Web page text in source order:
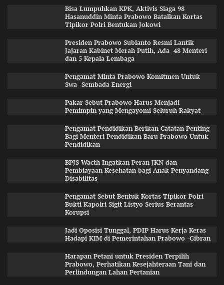
Bisa Lumpuhkan KPK, Aktivis Siaga 98
Hasanuddin Minta Prabowo Batalkan Kortas
Tipikor Polri Bentukan Jokowi
Presiden Prabowo Subianto Resmi Lantik
Jajaran Kabinet Merah Putih, Ada 48 Menteri
dan 5 Kepala Lembaga
Pengamat Minta Prabowo Komitmen Untuk
Swa -Sembada Energi
Pakar Sebut Prabowo Harus Menjadi
Pemimpin yang Mengayomi Seluruh Rakyat
Pengamat Pendidikan Berikan Catatan Penting
Bagi Menteri Pendidikan Baru Prabowo Untuk
Pendidikan
BPJS Wacth Ingatkan Peran JKN dan
Pembiayaan Kesehatan bagi Anak Penyandang
Disabilitas
Pengamat Sebut Bentuk Kortas Tipikor Polri
Bukti Kapolri Sigit Listyo Serius Berantas
Korupsi
Jadi Oposisi Tunggal, PDIP Harus Kerja Keras
Hadapi KIM di Pemerintahan Prabowo -Gibran
Harapan Petani untuk Presiden Terpilih
Prabowo, Perhatikan Kesejahteraan Tani dan
Perlindungan Lahan Pertanian